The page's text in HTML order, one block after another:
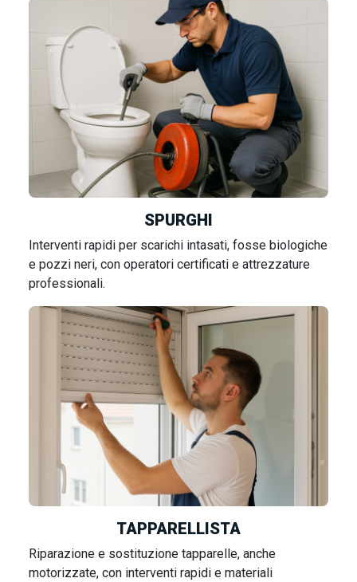
SPURGHI
Interventi rapidi per scarichi intasati, fosse biologiche
e pozzi neri, con operatori certificati e attrezzature
professionali.
TAPPARELLISTA
Riparazione e sostituzione tapparelle, anche
motorizzate, con interventi rapidi e materiali